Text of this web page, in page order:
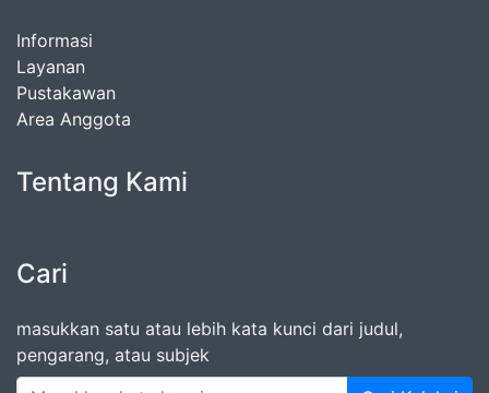
Informasi
Layanan
Pustakawan
Area Anggota
Tentang Kami
Cari
masukkan satu atau lebih kata kunci dari judul,
pengarang, atau subjek